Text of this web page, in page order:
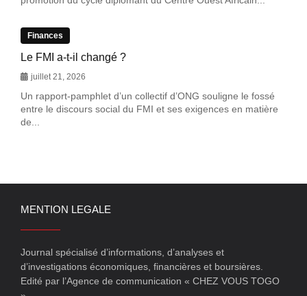
Finances
Le FMI a-t-il changé ?
juillet 21, 2026
Un rapport-pamphlet d’un collectif d’ONG souligne le fossé
entre le discours social du FMI et ses exigences en matière
de...
MENTION LEGALE
Journal spécialisé d’informations, d’analyses et
d’investigations économiques, financières et boursières.
Edité par l’Agence de communication « CHEZ VOUS TOGO